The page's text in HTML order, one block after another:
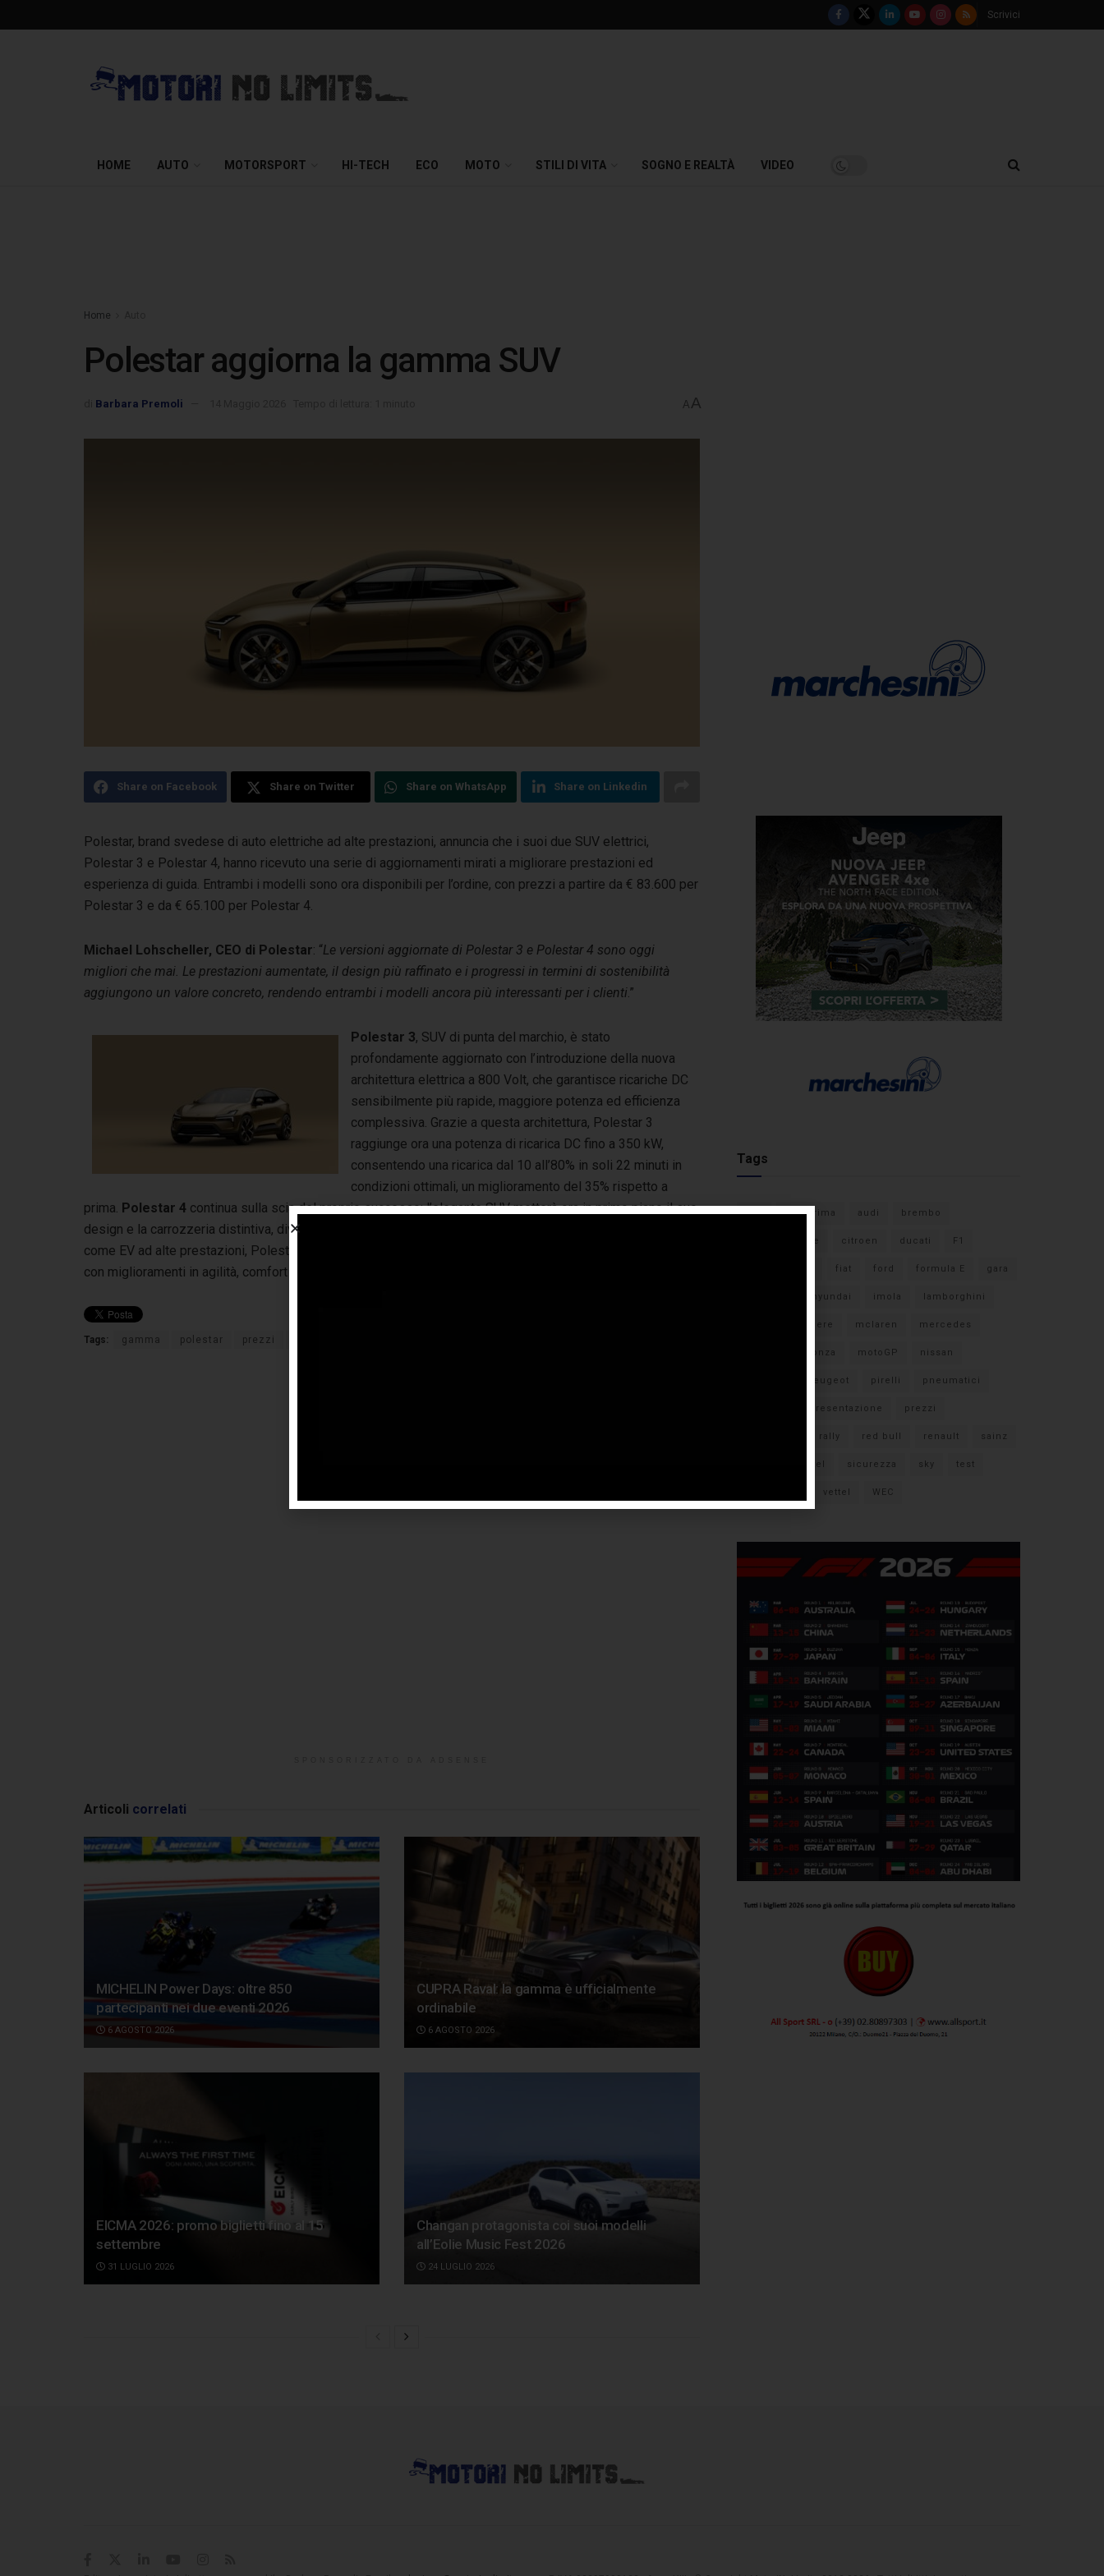
Scrivici
HOME AUTO MOTORSPORT HI-TECH ECO MOTO STILI DI VITA SOGNO E REALTÀ VIDEO
Home
Polestar aggiorna la gamma SUV
Barbara Premoli A A
Share on Facebook Share on Twitter Share on WhatsApp Share on Linkedin
Polestar, brand svedese di auto elettriche ad alte prestazioni, annuncia che i suoi due SUV elettrici,
Polestar 3 e Polestar 4, hanno ricevuto una serie di aggiornamenti mirati a migliorare prestazioni ed
esperienza di guida. Entrambi i modelli sono ora disponibili per l’ordine, con prezzi a partire da € 83.600 per
Polestar 3 e da € 65.100 per Polestar 4.
Michael Lohscheller, CEO di Polestar: “Le versioni aggiornate di Polestar 3 e Polestar 4 sono oggi
migliori che mai. Le prestazioni aumentate, il design più raffinato e i progressi in termini di sostenibilità
aggiungono un valore concreto, rendendo entrambi i modelli ancora più interessanti per i clienti.”
Polestar 3, SUV di punta del marchio, è stato
profondamente aggiornato con l’introduzione della nuova
architettura elettrica a 800 Volt, che garantisce ricariche DC
sensibilmente più rapide, maggiore potenza ed efficienza
complessiva. Grazie a questa architettura, Polestar 3
raggiunge ora una potenza di ricarica DC fino a 350 kW,
consentendo una ricarica dal 10 all’80% in soli 22 minuti in
condizioni ottimali, un miglioramento del 35% rispetto a
prima. Polestar 4 continua sulla scia del proprio successo: l’elegante SUV metterà ora in primo piano il suo
design e la carrozzeria distintiva, diventando ufficialmente Polestar 4 coupé. Riaffermando la sua posizione
come EV ad alte prestazioni, Polestar 4 coupé adotta una messa a punto del telaio completamente rivista,
con miglioramenti in agilità, comfort e precisione che rafforzano l’esperienza di guida complessiva.
Tags: gamma polestar prezzi
Articoli correlati
MICHELIN Power Days: oltre 850
partecipanti nei due eventi 2026
6 AGOSTO 2026
CUPRA Raval: la gamma è ufficialmente
ordinabile
6 AGOSTO 2026
EICMA 2026: promo biglietti fino al 15
settembre
31 LUGLIO 2026
Changan protagonista coi suoi modelli
all’Eolie Music Fest 2026
24 LUGLIO 2026
Tags
#F1 anteprima audi brembo
caratteristiche citroen ducati F1
fiat ford formula E gara
hyundai imola lamborghini
libere mclaren mercedes
monza motoGP nissan
peugeot pirelli pneumatici
presentazione prezzi
rally red bull renault sainz
sebastian vettel sicurezza sky test
vettel WEC